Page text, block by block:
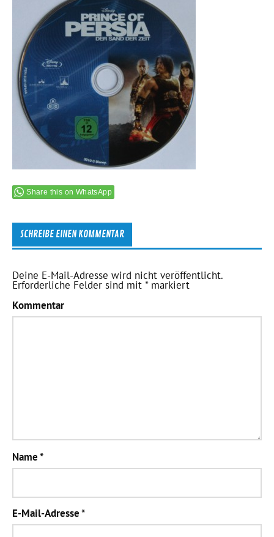
Share this on WhatsApp
SCHREIBE EINEN KOMMENTAR
Deine E-Mail-Adresse wird nicht veröffentlicht.
Erforderliche Felder sind mit*markiert
Kommentar
Name*
E-Mail-Adresse*